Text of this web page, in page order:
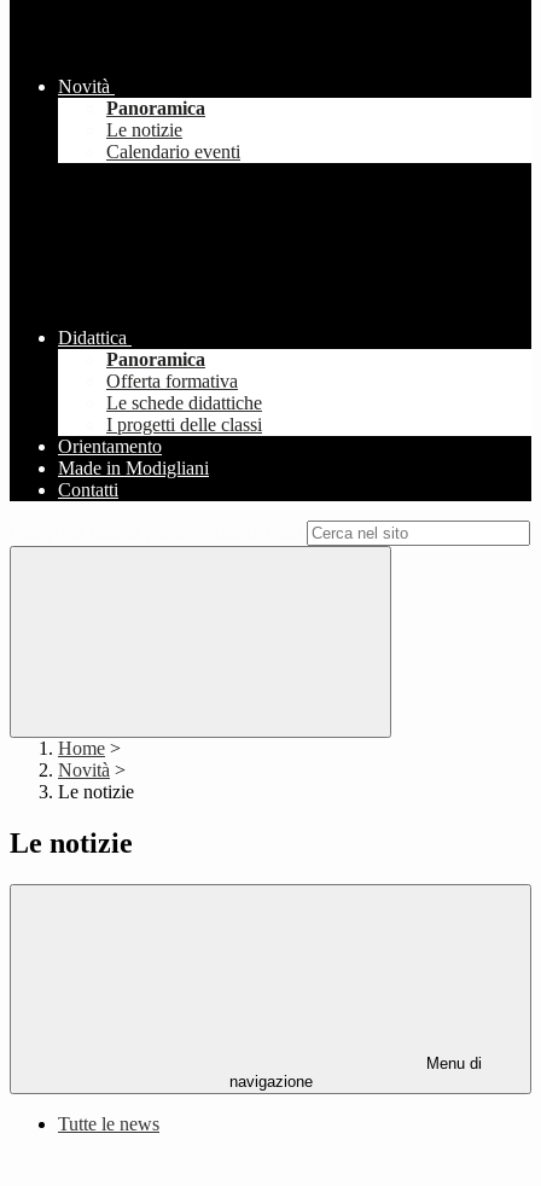
Novità
Panoramica
Le notizie
Calendario eventi
Didattica
Panoramica
Offerta formativa
Le schede didattiche
I progetti delle classi
Orientamento
Made in Modigliani
Contatti
Home >
Novità >
Le notizie
Le notizie
Menu di
navigazione
Tutte le news